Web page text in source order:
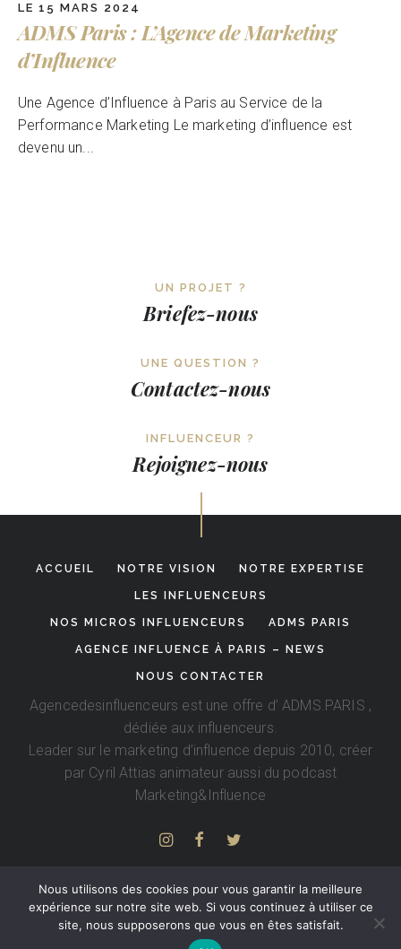
LE 15 MARS 2024
ADMS Paris : L’Agence de Marketing
d’Influence
Une Agence d’Influence à Paris au Service de la
Performance Marketing Le marketing d’influence est
devenu un...
UN PROJET ?
Briefez-nous
UNE QUESTION ?
Contactez-nous
INFLUENCEUR ?
Rejoignez-nous
ACCUEIL NOTRE VISION NOTRE EXPERTISE
LES INFLUENCEURS
NOS MICROS INFLUENCEURS ADMS PARIS
AGENCE INFLUENCE À PARIS – NEWS
NOUS CONTACTER
Agencedesinfluenceurs est une offre d’ADMS.PARIS ,
dédiée aux influenceurs.
Leader sur le marketing d’influence depuis 2010, créer
par Cyril Attias animateur aussi du podcast
Marketing&Influence
Nous utilisons des cookies pour vous garantir la meilleure
expérience sur notre site web. Si vous continuez à utiliser ce
site, nous supposerons que vous en êtes satisfait.